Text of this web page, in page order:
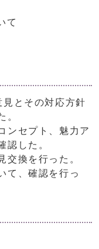
て
見とその対応方針
。
ンセプト、魅力ア
認した。
交換を行った。
て、確認を行っ